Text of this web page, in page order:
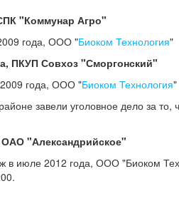
"Коммунар Агро"
года, ООО "Биоком Технология"
ПКУП Совхоз "Сморгонский"
2009 года, ООО "Биоком Технология"
завели уголовное дело за то,
"Александрийское"
в июле 2012 года, ООО "Биоком